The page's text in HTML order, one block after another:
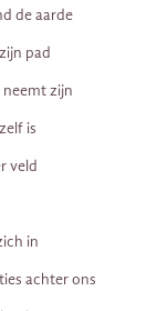
de aarde
pad
neemt zijn
is
veld
in
achter ons